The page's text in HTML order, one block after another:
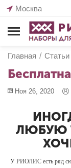
Москва
Главная / Статьи
Ноя 26, 2020
ЛЮБУЮ
У РИОЛИС есть ряд